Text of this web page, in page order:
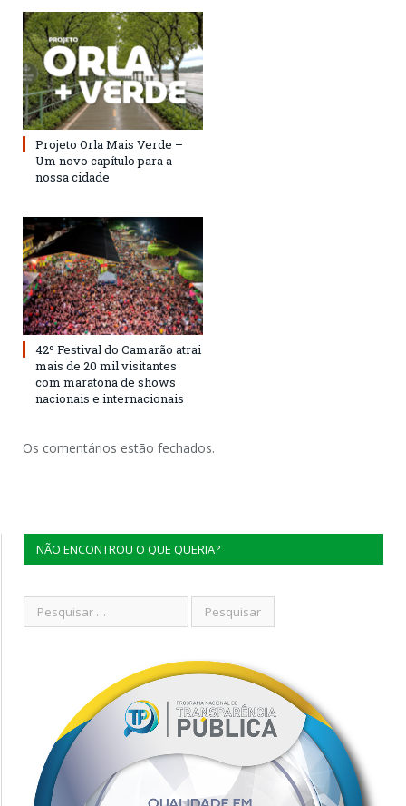
Projeto Orla Mais Verde –
Um novo capítulo para a
nossa cidade
42º Festival do Camarão atrai
mais de 20 mil visitantes
com maratona de shows
nacionais e internacionais
Os comentários estão fechados.
NÃO ENCONTROU O QUE QUERIA?